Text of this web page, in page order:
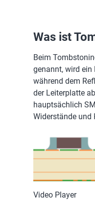
Was ist
Beim
genannt, wird ein
während dem
der Leiterplatte
hauptsächlich
Widerstände und
Video Player